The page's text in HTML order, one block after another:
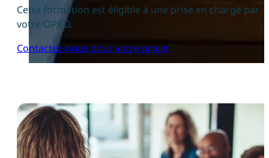
Cette formation est éligible à une prise en charge par
votre OPCO.
Contactez-nous pour votre projet